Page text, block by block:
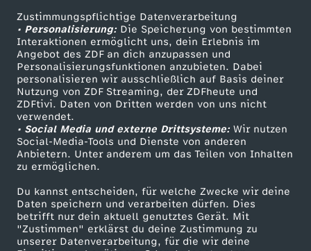
Zustimmungspflichtige Datenverarbeitung
• Personalisierung:Die Speicherung von bestimmten
Interaktionen ermöglicht uns, dein Erlebnis im
Angebot des ZDF an dich anzupassen und
Personalisierungsfunktionen anzubieten. Dabei
personalisieren wir ausschließlich auf Basis deiner
Nutzung von ZDF Streaming, der ZDFheute und
ZDFtivi. Daten von Dritten werden von uns nicht
verwendet.
• Social Media und externe Drittsysteme:Wir nutzen
Social-Media-Tools und Dienste von anderen
Anbietern. Unter anderem um das Teilen von Inhalten
zu ermöglichen.
Du kannst entscheiden, für welche Zwecke wir deine
Daten speichern und verarbeiten dürfen. Dies
betrifft nur dein aktuell genutztes Gerät. Mit
"Zustimmen" erklärst du deine Zustimmung zu
unserer Datenverarbeitung, für die wir deine
Livestreams
Sendungen A-Z
TV-Programm
Zuschauerservice
Hilfe
ZDF Unternehmen
Karriere
ZDF goes Schule
Werbefernsehen
Mainzelmännchen